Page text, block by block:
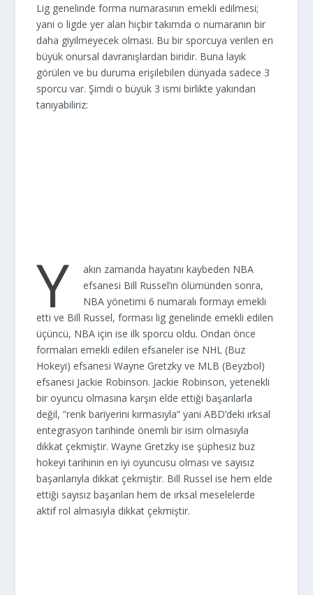
Lig genelinde forma numarasının emekli edilmesi;
yani o ligde yer alan hiçbir takımda o numaranın bir
daha giyilmeyecek olması. Bu bir sporcuya verilen en
büyük onursal davranışlardan biridir. Buna layık
görülen ve bu duruma erişilebilen dünyada sadece 3
sporcu var. Şimdi o büyük 3 ismi birlikte yakından
tanıyabiliriz:
Y
akın zamanda hayatını kaybeden NBA
efsanesi Bill Russel’ın ölümünden sonra,
NBA yönetimi 6 numaralı formayı emekli
etti ve Bill Russel, forması lig genelinde emekli edilen
üçüncü, NBA için ise ilk sporcu oldu. Ondan önce
formaları emekli edilen efsaneler ise NHL (Buz
Hokeyi) efsanesi Wayne Gretzky ve MLB (Beyzbol)
efsanesi Jackie Robinson. Jackie Robinson, yetenekli
bir oyuncu olmasına karşın elde ettiği başarılarla
değil, “renk bariyerini kırmasıyla” yani ABD’deki ırksal
entegrasyon tarihinde önemli bir isim olmasıyla
dikkat çekmiştir. Wayne Gretzky ise şüphesiz buz
hokeyi tarihinin en iyi oyuncusu olması ve sayısız
başarılarıyla dikkat çekmiştir. Bill Russel ise hem elde
ettiği sayısız başarıları hem de ırksal meselelerde
aktif rol almasıyla dikkat çekmiştir.